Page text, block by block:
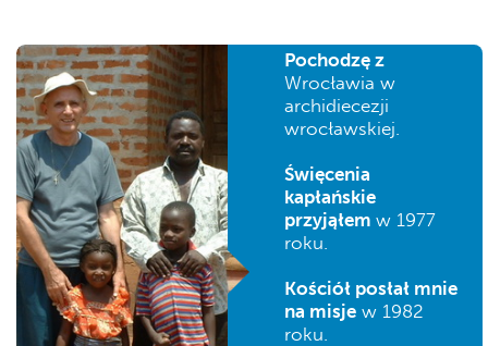
Pochodzę z
Wrocławia w
archidiecezji
wrocławskiej.
Święcenia
kapłańskie
przyjąłem w 1977
roku.
Kościół posłał mnie
na misje w 1982
roku.